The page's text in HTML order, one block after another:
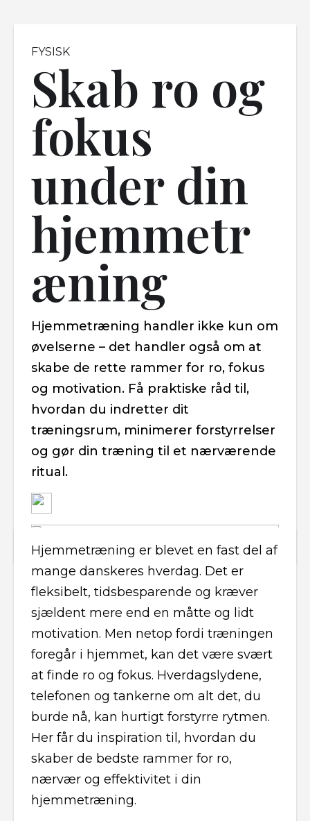
Skab ro og
fokus
under din
hjemmetr
æning
FYSISK
Hjemmetræning handler ikke kun om
øvelserne – det handler også om at
skabe de rette rammer for ro, fokus
og motivation. Få praktiske råd til,
hvordan du indretter dit
træningsrum, minimerer forstyrrelser
og gør din træning til et nærværende
ritual.
Hjemmetræning er blevet en fast del af
mange danskeres hverdag. Det er
fleksibelt, tidsbesparende og kræver
sjældent mere end en måtte og lidt
motivation. Men netop fordi træningen
foregår i hjemmet, kan det være svært
at finde ro og fokus. Hverdagslydene,
telefonen og tankerne om alt det, du
burde nå, kan hurtigt forstyrre rytmen.
Her får du inspiration til, hvordan du
skaber de bedste rammer for ro,
nærvær og effektivitet i din
hjemmetræning.